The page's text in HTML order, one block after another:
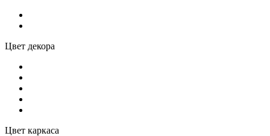
Цвет декора
Цвет каркаса